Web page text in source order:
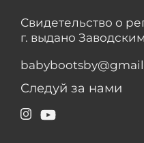
Свидетельство о
г. выдано
Следуй за нами
Instagram
YouTube